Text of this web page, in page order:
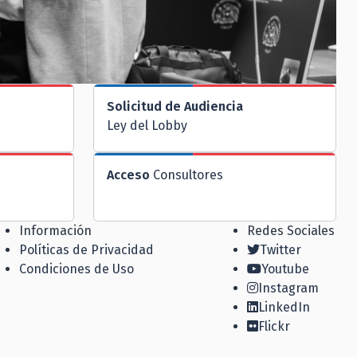
Solicitud de Audiencia
Ley del Lobby
Acceso Consultores
Información
Políticas de Privacidad
Condiciones de Uso
Redes Sociales
Twitter
Youtube
Instagram
LinkedIn
Flickr